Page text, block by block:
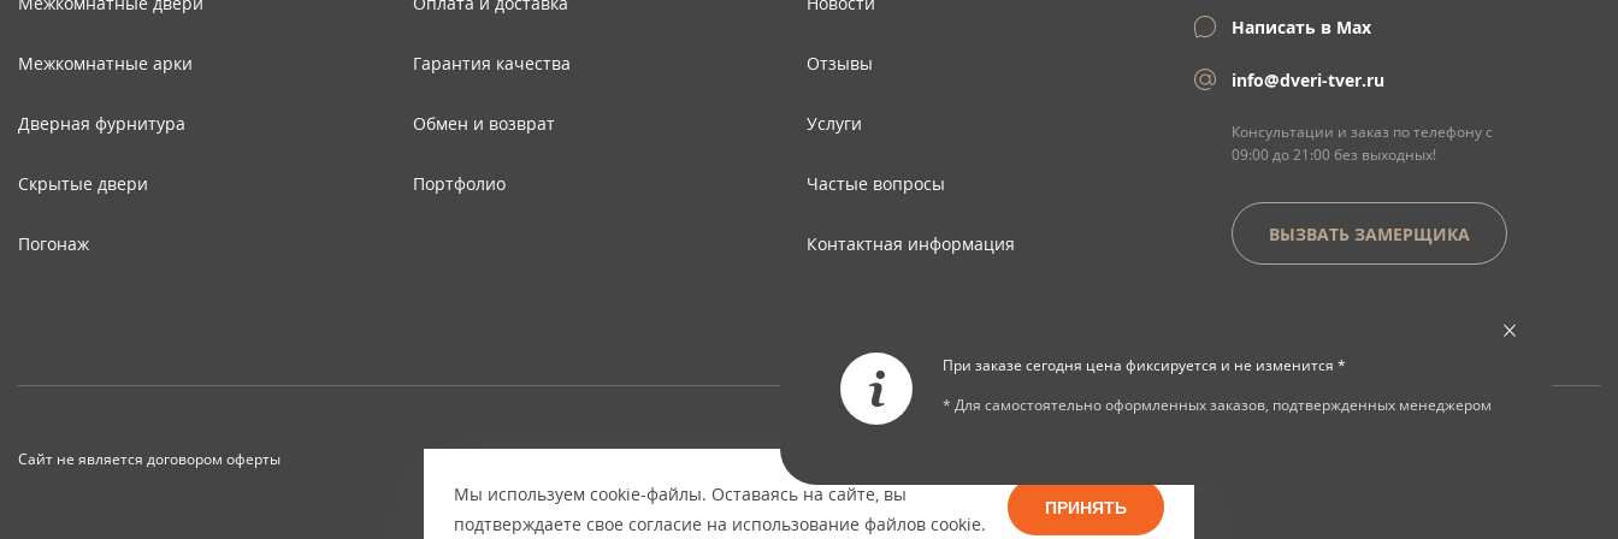
При заказе сегодня цена фиксируется и не изменится *
* Для самостоятельно оформленных заказов, подтвержденных менеджером
Межкомнатные арки
Дверная фурнитура
Скрытые двери
Погонаж
Гарантия качества
Обмен и возврат
Портфолио
Отзывы
Услуги
Частые вопросы
Контактная информация
Написать в Max
info@dveri-tver.ru
Консультации и заказ по телефону с
09:00 до 21:00 без выходных!
ВЫЗВАТЬ ЗАМЕРЩИКА
Сайт не является договором оферты
© Copyright 2026 ООО "Двери Тверь" Dveri-Tver.ru - интернет-магазин
межкомнатных дверей в Твери
Мы используем cookie-файлы. Оставаясь на сайте, вы
подтверждаете свое согласие на использование файлов cookie.
ПРИНЯТЬ